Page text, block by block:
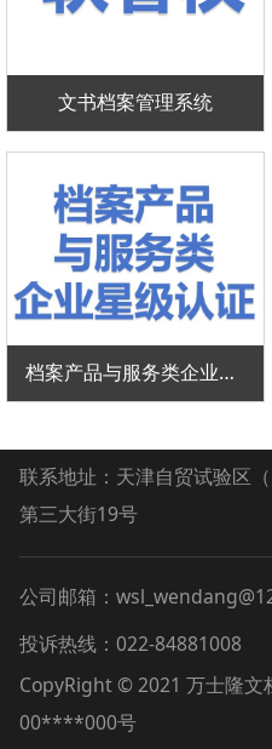
文书档案管理系统
档案产品与服务类企业星级认证
联系地址：天津自贸试验区
第三大街19号
公司邮箱：
投诉热线：022-84881008
CopyRight © 2021 万士隆文
00****000号